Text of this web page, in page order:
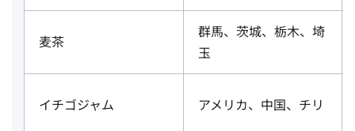
麦茶
群馬、茨城、栃木、埼
玉
イチゴジャム アメリカ、中国、チリ